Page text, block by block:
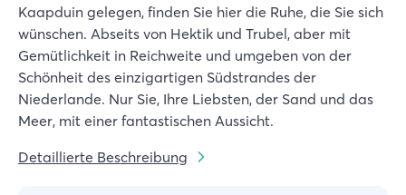
Kaapduin gelegen, finden Sie hier die Ruhe, die Sie sich
wünschen. Abseits von Hektik und Trubel, aber mit
Gemütlichkeit in Reichweite und umgeben von der
Schönheit des einzigartigen Südstrandes der
Niederlande. Nur Sie, Ihre Liebsten, der Sand und das
Meer, mit einer fantastischen Aussicht.
Detaillierte Beschreibung